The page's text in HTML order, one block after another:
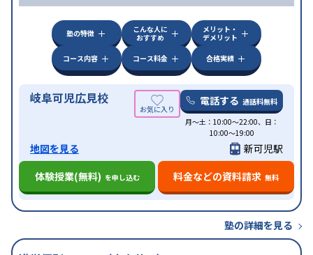
塾の特徴
こんな人に
おすすめ
メリット・
デメリット
コース内容
コース料金 合格実績
岐阜可児広見校 電話する 通話料無料
月〜土：10:00〜22:00、日：
10:00〜19:00
地図を見る
新可児駅
体験授業(無料) を申し込む 料金などの資料請求 無料
塾の詳細を見る